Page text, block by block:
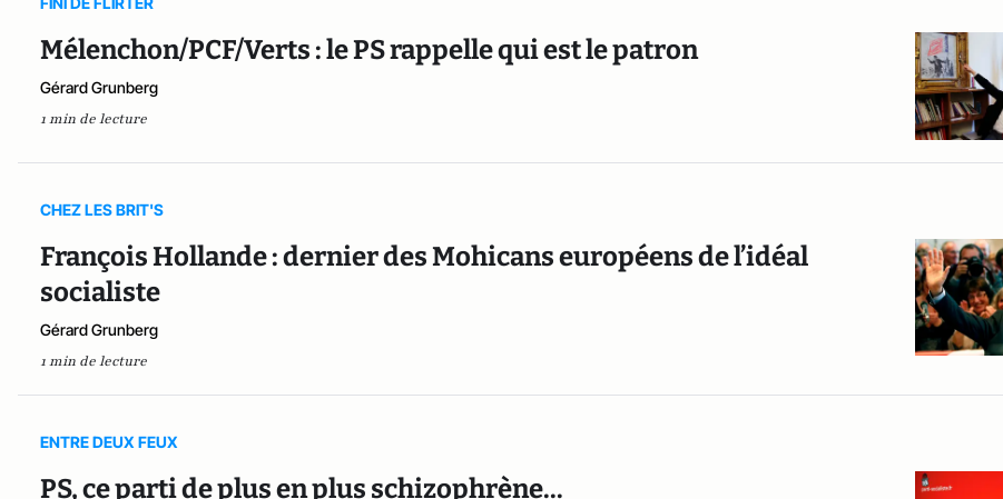
Mélenchon/PCF/Verts : le PS rappelle qui est le patron
Gérard Grunberg
1 min de lecture
CHEZ LES BRIT'S
François Hollande : dernier des Mohicans européens de l’idéal
socialiste
Gérard Grunberg
1 min de lecture
ENTRE DEUX FEUX
PS, ce parti de plus en plus schizophrène...